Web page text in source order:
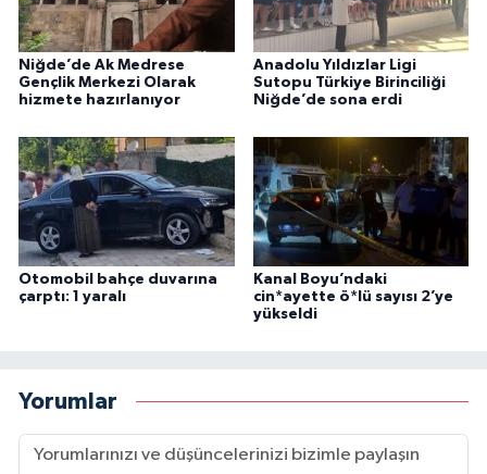
Niğde’de Ak Medrese
Gençlik Merkezi Olarak
hizmete hazırlanıyor
Anadolu Yıldızlar Ligi
Sutopu Türkiye Birinciliği
Niğde’de sona erdi
Otomobil bahçe duvarına
çarptı: 1 yaralı
Kanal Boyu’ndaki
cin*ayette ö*lü sayısı 2’ye
yükseldi
Yorumlar